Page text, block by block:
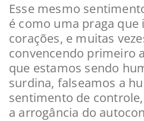
Esse mesmo
é como uma praga que
corações, e muitas
convencendo primeiro
que estamos sendo
surdina, falseamos a
sentimento de
a arrogância do